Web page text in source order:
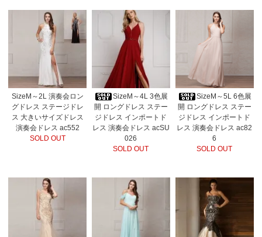
SizeM～2L 演奏会ロン
グドレス ステージドレ
ス 大きいサイズドレス
演奏会ドレス ac552
SOLD OUT
SizeM～4L 3色展
開 ロングドレス ステー
ジドレス インポートド
レス 演奏会ドレス acSU
026
SOLD OUT
SizeM～5L 6色展
開 ロングドレス ステー
ジドレス インポートド
レス 演奏会ドレス ac82
6
SOLD OUT